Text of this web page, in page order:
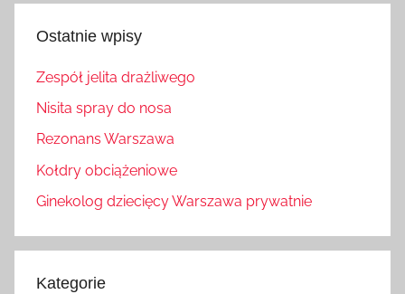
Ostatnie wpisy
Zespół jelita drażliwego
Nisita spray do nosa
Rezonans Warszawa
Kołdry obciążeniowe
Ginekolog dziecięcy Warszawa prywatnie
Kategorie